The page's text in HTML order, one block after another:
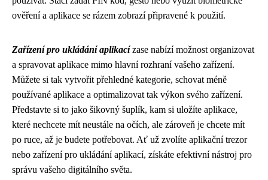
ověření a aplikace se rázem zobrazí připravené k použití.
Zařízení pro ukládání aplikacízase nabízí možnost organizovat
a spravovat aplikace mimo hlavní rozhraní vašeho zařízení.
Můžete si tak vytvořit přehledné kategorie, schovat méně
používané aplikace a optimalizovat tak výkon svého zařízení.
Představte si to jako šikovný šuplík, kam si uložíte aplikace,
které nechcete mít neustále na očích, ale zároveň je chcete mít
po ruce, až je budete potřebovat. Ať už zvolíte aplikační trezor
nebo zařízení pro ukládání aplikací, získáte efektivní nástroj pro
správu vašeho digitálního světa.